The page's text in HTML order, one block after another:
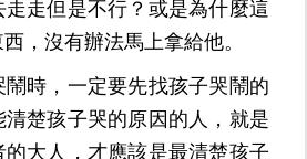
走走但是不行？或是為什麼這
，沒有辦法馬上拿給他。
鬧時，一定要先找孩子哭鬧的
清楚孩子哭的原因的人，就是
大人，才應該是最清楚孩子